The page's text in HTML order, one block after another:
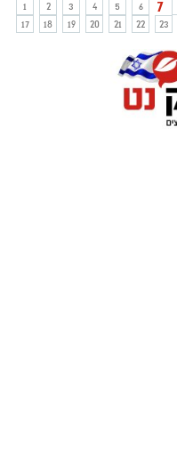
1
2 3 4 5 6 7
17
18 19 20 21 22 23